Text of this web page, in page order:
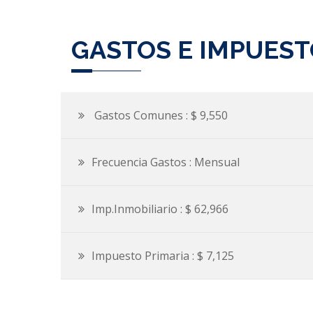
GASTOS E
Gastos Comunes : $ 9,550
Frecuencia Gastos : Mensual
Imp.Inmobiliario : $ 62,966
Impuesto Primaria : $ 7,125